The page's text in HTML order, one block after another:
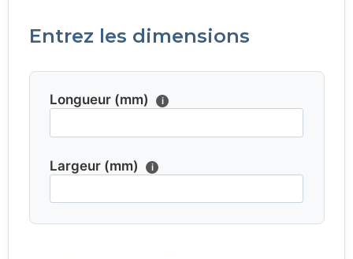
Entrez les dimensions
Longueur (mm) i
Largeur (mm) i